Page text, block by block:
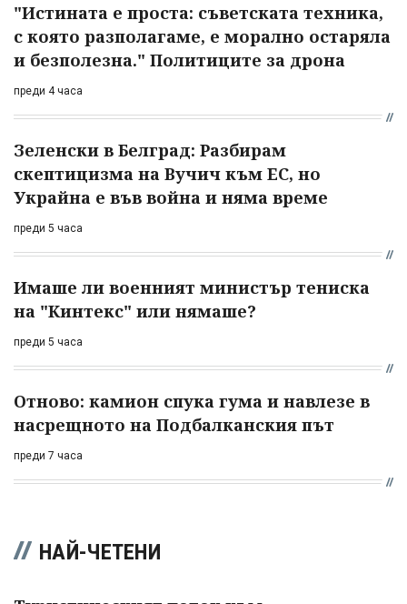
"Истината е проста: съветската техника,
с която разполагаме, е морално остаряла
и безполезна." Политиците за дрона
преди 4 часа
Зеленски в Белград: Разбирам
скептицизма на Вучич към ЕС, но
Украйна е във война и няма време
преди 5 часа
Имаше ли военният министър тениска
на "Кинтекс" или нямаше?
преди 5 часа
Отново: камион спука гума и навлезе в
насрещното на Подбалканския път
преди 7 часа
НАЙ-ЧЕТЕНИ